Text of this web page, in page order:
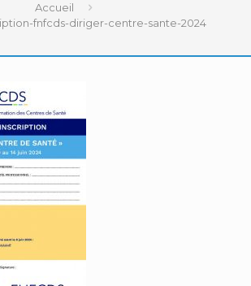
Accueil
fnfcds-diriger-centre-sante-2024